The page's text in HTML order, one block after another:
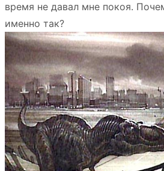
время не давал мне покоя.
именно так?